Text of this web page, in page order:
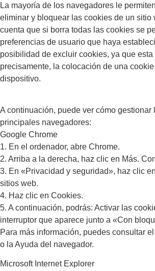
La mayoría de los navegadores le
eliminar y bloquear las cookies de un sitio
cuenta que si borra todas las cookies se
preferencias de usuario que haya
posibilidad de excluir cookies, ya que
precisamente, la colocación de una
dispositivo.
A continuación, puede ver cómo gestionar
principales navegadores:
Google Chrome
1. En el ordenador, abre Chrome.
2. Arriba a la derecha, haz clic en Más.
3. En «Privacidad y seguridad», haz clic
sitios web.
4. Haz clic en Cookies.
5. A continuación, podrás: Activar las
interruptor que aparece junto a «Con
Para más información, puedes consultar
o la Ayuda del navegador.
Microsoft Internet Explorer